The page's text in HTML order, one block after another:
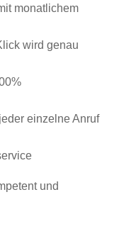
monatlichem
wird genau
einzelne Anruf
und